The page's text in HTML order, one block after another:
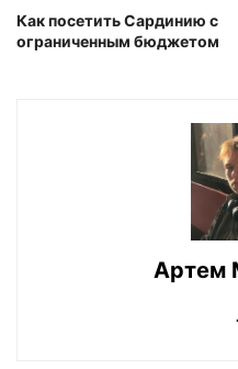
Как посетить Сардинию с
ограниченным бюджетом
Артем